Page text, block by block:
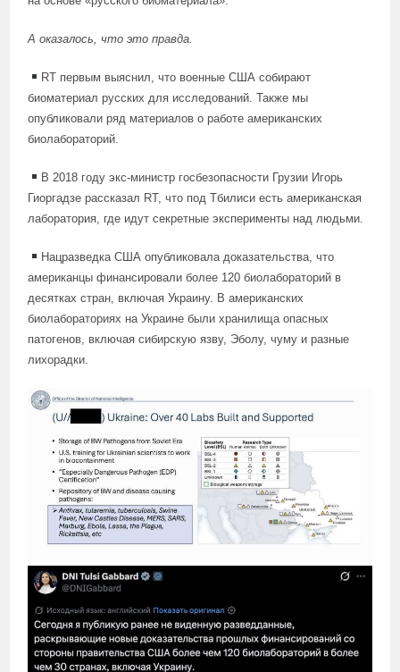
А оказалось, что это правда.
RT первым выяснил, что военные США собирают
биоматериал русских для исследований. Также мы
опубликовали ряд материалов о работе американских
биолабораторий.
В 2018 году экс-министр госбезопасности Грузии Игорь
Гиоргадзе рассказал RT, что под Тбилиси есть американская
лаборатория, где идут секретные эксперименты над людьми.
Нацразведка США опубликовала доказательства, что
американцы финансировали более 120 биолабораторий в
десятках стран, включая Украину. В американских
биолабораториях на Украине были хранилища опасных
патогенов, включая сибирскую язву, Эболу, чуму и разные
лихорадки.